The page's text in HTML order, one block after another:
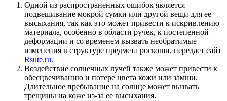
Одной из распространенных ошибок является
подвешивание мокрой сумки или другой вещи для ее
высыхания, так как это может привести к искривлению
материала, особенно в области ручек, к постепенной
деформации и со временем вызвать необратимые
изменения в структуре предмета роскоши, передает сайт
Rsute.ru.
Воздействие солнечных лучей также может привести к
обесцвечиванию и потере цвета кожи или замши.
Длительное пребывание на солнце может вызвать
трещины на коже из-за ее высыхания.